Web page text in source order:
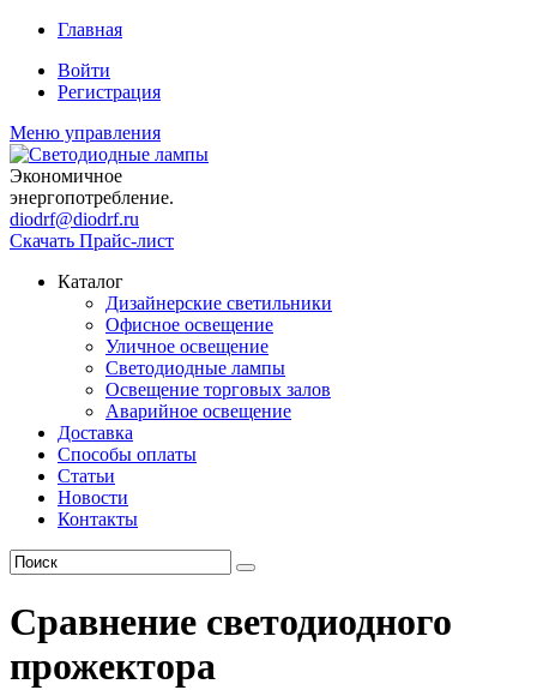
Главная
Войти
Регистрация
Меню управления
Экономичное
энергопотребление.
diodrf@diodrf.ru
Скачать Прайс-лист
Каталог
Дизайнерские светильники
Офисное освещение
Уличное освещение
Светодиодные лампы
Освещение торговых залов
Аварийное освещение
Доставка
Способы оплаты
Статьи
Новости
Контакты
Сравнение светодиодного
прожектора